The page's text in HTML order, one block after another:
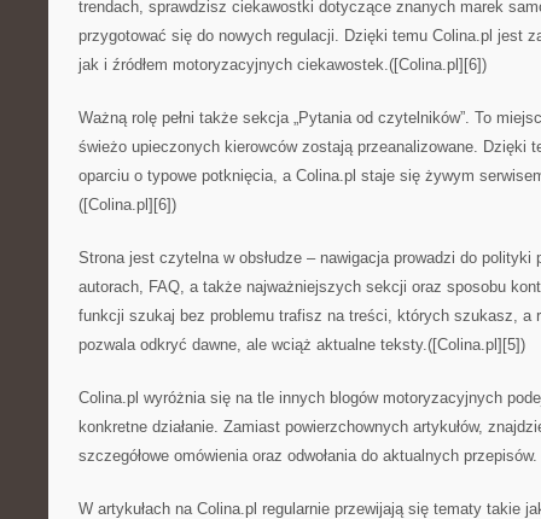
trendach, sprawdzisz ciekawostki dotyczące znanych marek
przygotować się do nowych regulacji. Dzięki temu Colina.pl jest
jak i źródłem motoryzacyjnych ciekawostek.([Colina.pl][6])
Ważną rolę pełni także sekcja „Pytania od czytelników”. To
świeżo upieczonych kierowców zostają przeanalizowane. Dzięki
oparciu o typowe potknięcia, a Colina.pl staje się żywym
([Colina.pl][6])
Strona jest czytelna w obsłudze – nawigacja prowadzi do polityki
autorach, FAQ, a także najważniejszych sekcji oraz sposobu
funkcji szukaj bez problemu trafisz na treści, których szukasz, a
pozwala odkryć dawne, ale wciąż aktualne teksty.([Colina.pl][5])
Colina.pl wyróżnia się na tle innych blogów motoryzacyjnych
konkretne działanie. Zamiast powierzchownych artykułów,
szczegółowe omówienia oraz odwołania do aktualnych przepisów.
W artykułach na Colina.pl regularnie przewijają się tematy takie